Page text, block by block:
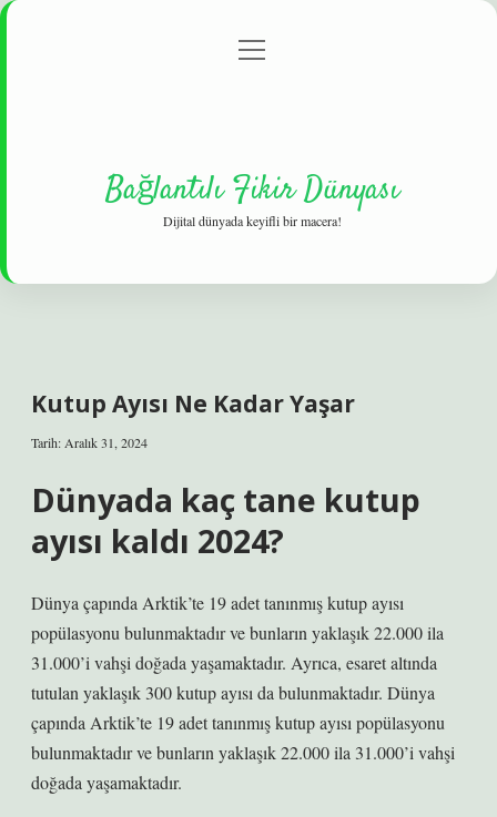
Gizlilik Politikası
menüyü
Bağlantılı Fikir Dünyası
Dijital dünyada keyifli bir macera!
Kutup Ayısı Ne Kadar Yaşar
Tarih: Aralık 31, 2024
Dünyada kaç tane kutup
ayısı kaldı 2024?
Dünya çapında Arktik’te 19 adet tanınmış kutup ayısı
popülasyonu bulunmaktadır ve bunların yaklaşık 22.000 ila
31.000’i vahşi doğada yaşamaktadır. Ayrıca, esaret altında
tutulan yaklaşık 300 kutup ayısı da bulunmaktadır. Dünya
çapında Arktik’te 19 adet tanınmış kutup ayısı popülasyonu
bulunmaktadır ve bunların yaklaşık 22.000 ila 31.000’i vahşi
doğada yaşamaktadır.